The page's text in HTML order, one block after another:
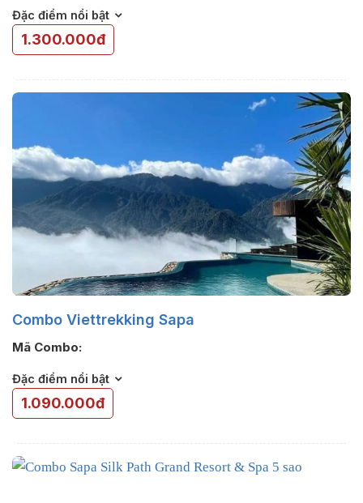
Đặc điểm nổi bật
1.300.000đ
Combo Viettrekking Sapa
Mã Combo:
Đặc điểm nổi bật
1.090.000đ